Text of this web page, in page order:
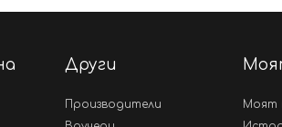
Други
Производители
Моят